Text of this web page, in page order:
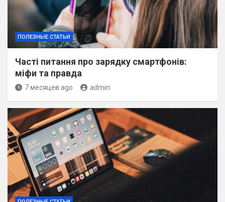
ПОЛЕЗНЫЕ СТАТЬИ
Часті питання про зарядку смартфонів:
міфи та правда
7 месяцев ago admin